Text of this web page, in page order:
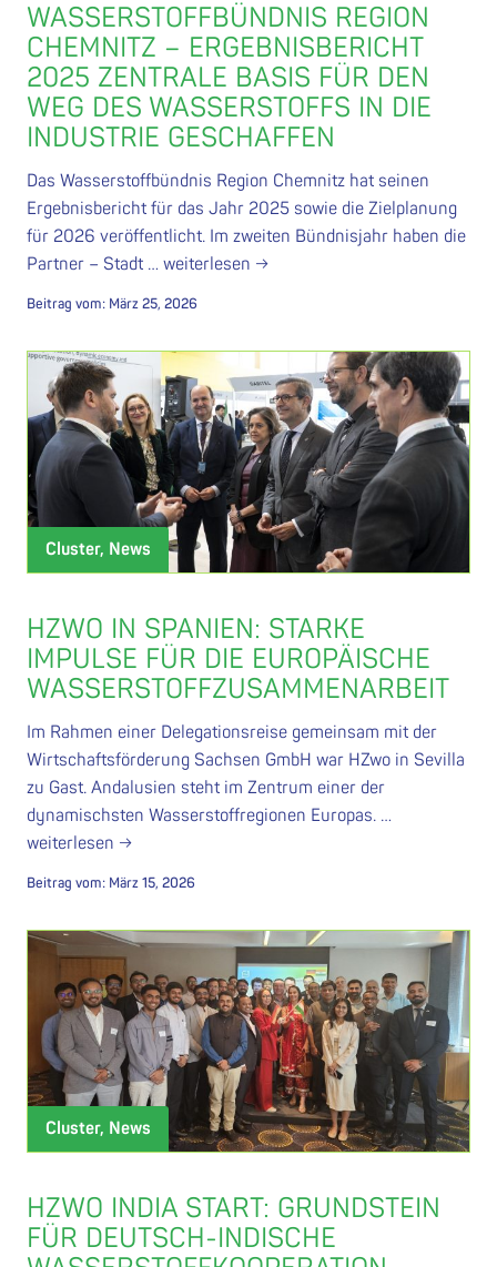
WASSERSTOFFBÜNDNIS REGION
CHEMNITZ – ERGEBNISBERICHT
2025 ZENTRALE BASIS FÜR DEN
WEG DES WASSERSTOFFS IN DIE
INDUSTRIE GESCHAFFEN
Das Wasserstoffbündnis Region Chemnitz hat seinen
Ergebnisbericht für das Jahr 2025 sowie die Zielplanung
für 2026 veröffentlicht. Im zweiten Bündnisjahr haben die
Partner – Stadt … weiterlesen →
Beitrag vom: März 25, 2026
Cluster, News
HZWO IN SPANIEN: STARKE
IMPULSE FÜR DIE EUROPÄISCHE
WASSERSTOFFZUSAMMENARBEIT
Im Rahmen einer Delegationsreise gemeinsam mit der
Wirtschaftsförderung Sachsen GmbH war HZwo in Sevilla
zu Gast. Andalusien steht im Zentrum einer der
dynamischsten Wasserstoffregionen Europas. …
weiterlesen →
Beitrag vom: März 15, 2026
Cluster, News
HZWO INDIA START: GRUNDSTEIN
FÜR DEUTSCH-INDISCHE